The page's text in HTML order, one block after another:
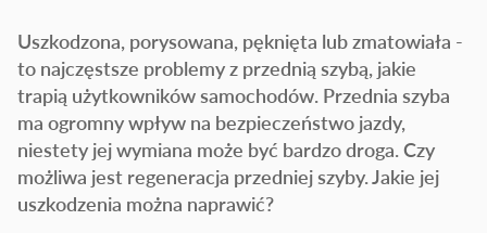
Uszkodzona, porysowana, pęknięta lub zmatowiała -
to najczęstsze problemy z przednią szybą, jakie
trapią użytkowników samochodów. Przednia szyba
ma ogromny wpływ na bezpieczeństwo jazdy,
niestety jej wymiana może być bardzo droga. Czy
możliwa jest regeneracja przedniej szyby. Jakie jej
uszkodzenia można naprawić?